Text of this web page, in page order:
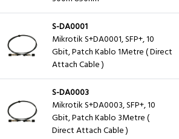
S-DA0001
Mikrotik S+DA0001, SFP+, 10
Gbit, Patch Kablo 1Metre ( Direct
Attach Cable )
S-DA0003
Mikrotik S+DA0003, SFP+, 10
Gbit, Patch Kablo 3Metre (
Direct Attach Cable )